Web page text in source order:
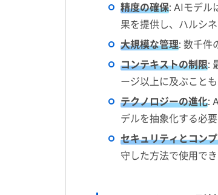
精度の確保: AIモデル
果を提供し、ハルシ
大規模な管理: 数千件
コンテキストの制限:
ージ以上に及ぶこと
テクノロジーの進化:
デルを抽象化する必
セキュリティとコン
守した方法で使用で